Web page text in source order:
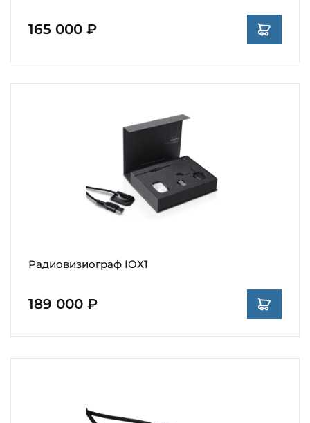
165 000 ₽
Радиовизиограф IOX1
189 000 ₽